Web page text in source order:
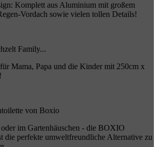
Komplett aus Aluminium mit großem
Vordach sowie vielen tollen Details!
Family...
Mama, Papa und die Kinder mit 250cm x
von Boxio
im Gartenhäuschen - die BOXIO
die perfekte umweltfreundliche Alternative zu